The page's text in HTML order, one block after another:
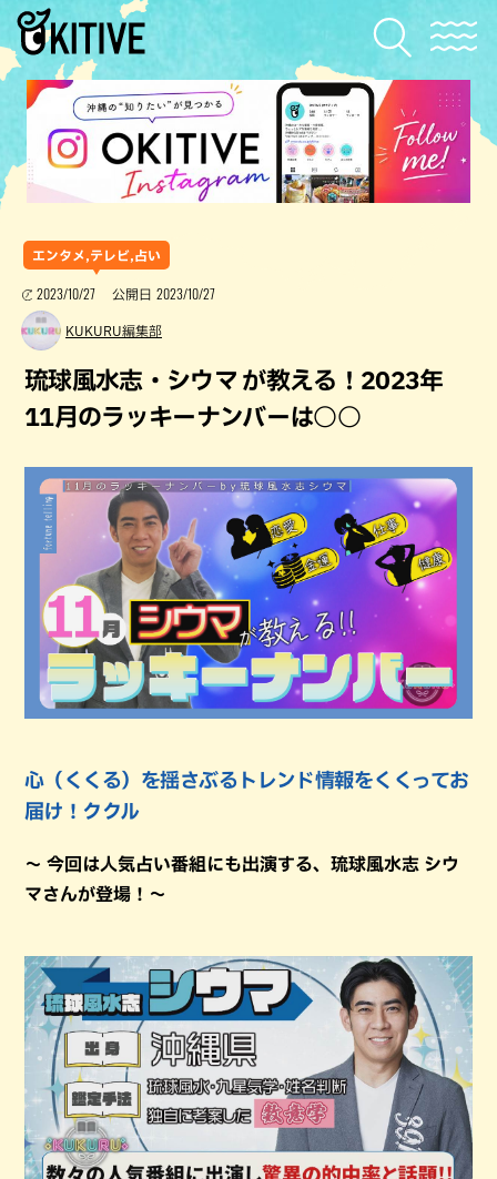
エンタメ,テレビ,占い
2023/10/27 公開日 2023/10/27
KUKURU編集部
琉球風水志・シウマ が教える！2023年
11月のラッキーナンバーは○○
心（くくる）を揺さぶるトレンド情報をくくってお
届け！ククル
～ 今回は人気占い番組にも出演する、琉球風水志 シウ
マさんが登場！～